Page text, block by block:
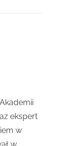
ekspert
w